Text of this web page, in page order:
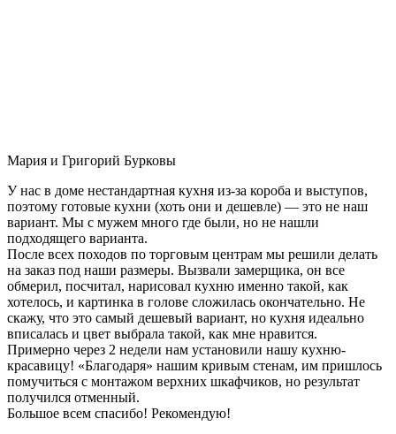
Мария и Григорий Бурковы
У нас в доме нестандартная кухня из-за короба и выступов,
поэтому готовые кухни (хоть они и дешевле) — это не наш
вариант. Мы с мужем много где были, но не нашли
подходящего варианта.
После всех походов по торговым центрам мы решили делать
на заказ под наши размеры. Вызвали замерщика, он все
обмерил, посчитал, нарисовал кухню именно такой, как
хотелось, и картинка в голове сложилась окончательно. Не
скажу, что это самый дешевый вариант, но кухня идеально
вписалась и цвет выбрала такой, как мне нравится.
Примерно через 2 недели нам установили нашу кухню-
красавицу! «Благодаря» нашим кривым стенам, им пришлось
помучиться с монтажом верхних шкафчиков, но результат
получился отменный.
Большое всем спасибо! Рекомендую!